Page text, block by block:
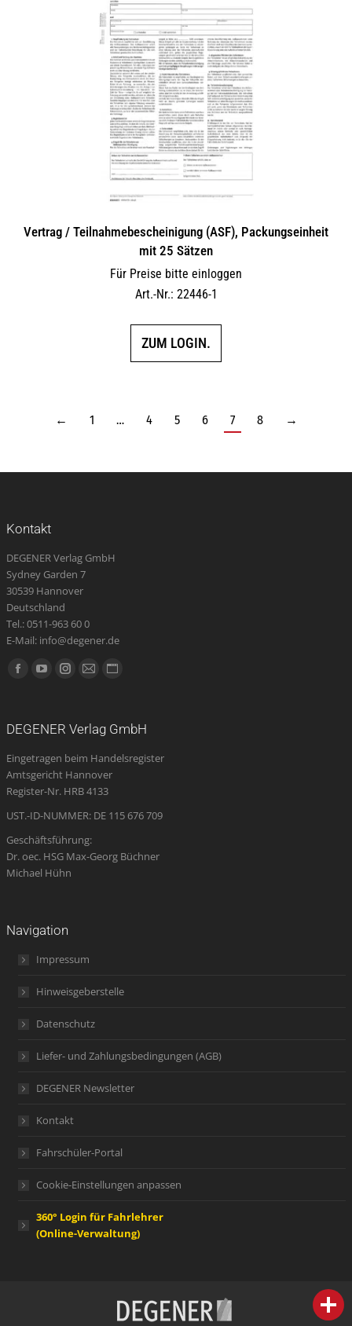
Vertrag / Teilnahme­bescheinigung (ASF), Packungseinheit
mit 25 Sätzen
Für Preise bitte einloggen
Art.-Nr.: 22446-1
ZUM LOGIN.
← 1 … 4 5 6 7 8 →
Kontakt
DEGENER Verlag GmbH
Sydney Garden 7
30539 Hannover
Deutschland
Tel.: 0511-963 60 0
E-Mail: info@degener.de
Finden Sie uns auf:
Facebook
new
window
YouTube
new
window
Instagram
new
window
E-
opens
in
new
Website
new
DEGENER Verlag GmbH
Eingetragen beim Handelsregister
Amtsgericht Hannover
Register-Nr. HRB 4133
UST.-ID-NUMMER: DE 115 676 709
Geschäftsführung:
Dr. oec. HSG Max-Georg Büchner
Michael Hühn
Navigation
Impressum
Hinweisgeberstelle
Datenschutz
Liefer- und Zahlungsbedingungen (AGB)
DEGENER Newsletter
Kontakt
Fahrschüler-Portal
Cookie-Einstellungen anpassen
360° Login für Fahrlehrer
(Online-Verwaltung)
person IHR FACHBERATER